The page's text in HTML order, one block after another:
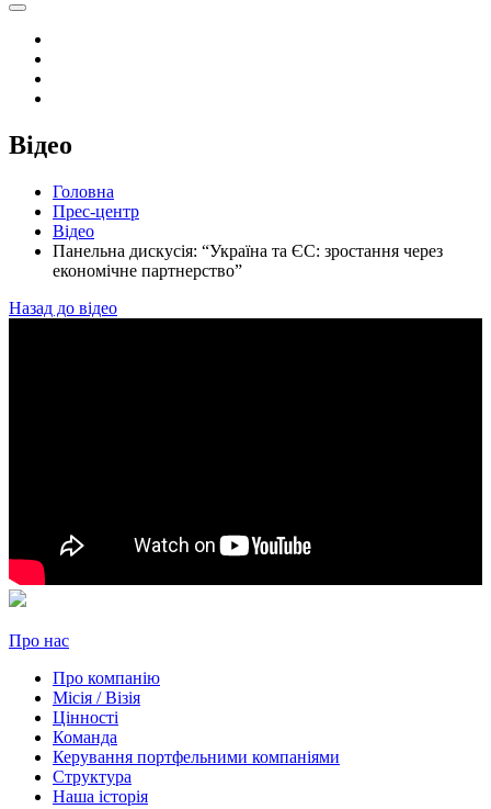
Відео
Головна
Прес-центр
Відео
Панельна дискусія: “Україна та ЄС: зростання через
економічне партнерство”
Назад до відео
Про нас
Про компанію
Місія / Візія
Цінності
Команда
Керування портфельними компаніями
Структура
Наша історія